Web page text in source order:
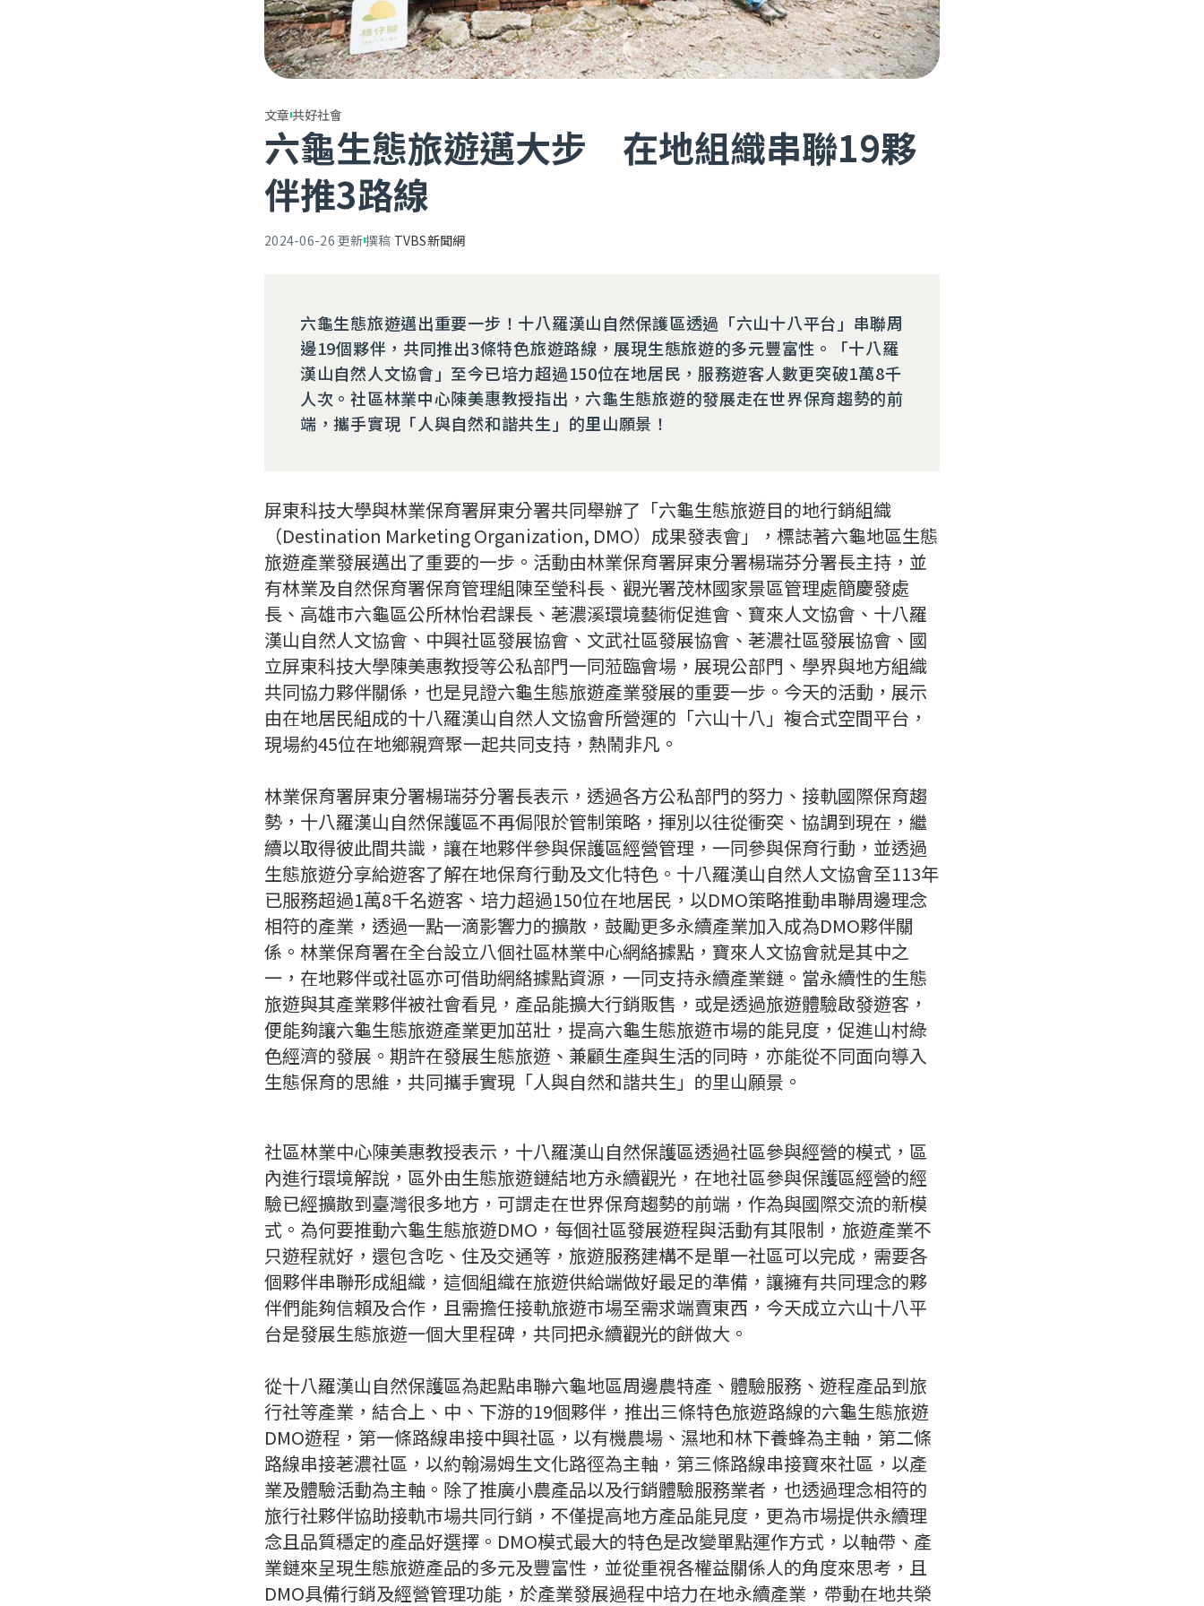
文章共好社會
六龜生態旅遊邁大步 在地組織串聯19夥
伴推3路線
2024-06-26 更新撰稿 TVBS新聞網
六龜生態旅遊邁出重要一步！十八羅漢山自然保護區透過「六山十八平台」串聯周
邊19個夥伴，共同推出3條特色旅遊路線，展現生態旅遊的多元豐富性。「十八羅
漢山自然人文協會」至今已培力超過150位在地居民，服務遊客人數更突破1萬8千
人次。社區林業中心陳美惠教授指出，六龜生態旅遊的發展走在世界保育趨勢的前
端，攜手實現「人與自然和諧共生」的里山願景！
屏東科技大學與林業保育署屏東分署共同舉辦了「六龜生態旅遊目的地行銷組織
（Destination Marketing Organization, DMO）成果發表會」，標誌著六龜地區生態
旅遊產業發展邁出了重要的一步。活動由林業保育署屏東分署楊瑞芬分署長主持，並
有林業及自然保育署保育管理組陳至瑩科長、觀光署茂林國家景區管理處簡慶發處
長、高雄市六龜區公所林怡君課長、荖濃溪環境藝術促進會、寶來人文協會、十八羅
漢山自然人文協會、中興社區發展協會、文武社區發展協會、荖濃社區發展協會、國
立屏東科技大學陳美惠教授等公私部門一同蒞臨會場，展現公部門、學界與地方組織
共同協力夥伴關係，也是見證六龜生態旅遊產業發展的重要一步。今天的活動，展示
由在地居民組成的十八羅漢山自然人文協會所營運的「六山十八」複合式空間平台，
現場約45位在地鄉親齊聚一起共同支持，熱鬧非凡。
林業保育署屏東分署楊瑞芬分署長表示，透過各方公私部門的努力、接軌國際保育趨
勢，十八羅漢山自然保護區不再侷限於管制策略，揮別以往從衝突、協調到現在，繼
續以取得彼此間共識，讓在地夥伴參與保護區經營管理，一同參與保育行動，並透過
生態旅遊分享給遊客了解在地保育行動及文化特色。十八羅漢山自然人文協會至113年
已服務超過1萬8千名遊客、培力超過150位在地居民，以DMO策略推動串聯周邊理念
相符的產業，透過一點一滴影響力的擴散，鼓勵更多永續產業加入成為DMO夥伴關
係。林業保育署在全台設立八個社區林業中心網絡據點，寶來人文協會就是其中之
一，在地夥伴或社區亦可借助網絡據點資源，一同支持永續產業鏈。當永續性的生態
旅遊與其產業夥伴被社會看見，產品能擴大行銷販售，或是透過旅遊體驗啟發遊客，
便能夠讓六龜生態旅遊產業更加茁壯，提高六龜生態旅遊市場的能見度，促進山村綠
色經濟的發展。期許在發展生態旅遊、兼顧生產與生活的同時，亦能從不同面向導入
生態保育的思維，共同攜手實現「人與自然和諧共生」的里山願景。
社區林業中心陳美惠教授表示，十八羅漢山自然保護區透過社區參與經營的模式，區
內進行環境解說，區外由生態旅遊鏈結地方永續觀光，在地社區參與保護區經營的經
驗已經擴散到臺灣很多地方，可謂走在世界保育趨勢的前端，作為與國際交流的新模
式。為何要推動六龜生態旅遊DMO，每個社區發展遊程與活動有其限制，旅遊產業不
只遊程就好，還包含吃、住及交通等，旅遊服務建構不是單一社區可以完成，需要各
個夥伴串聯形成組織，這個組織在旅遊供給端做好最足的準備，讓擁有共同理念的夥
伴們能夠信賴及合作，且需擔任接軌旅遊市場至需求端賣東西，今天成立六山十八平
台是發展生態旅遊一個大里程碑，共同把永續觀光的餅做大。
從十八羅漢山自然保護區為起點串聯六龜地區周邊農特產、體驗服務、遊程產品到旅
行社等產業，結合上、中、下游的19個夥伴，推出三條特色旅遊路線的六龜生態旅遊
DMO遊程，第一條路線串接中興社區，以有機農場、濕地和林下養蜂為主軸，第二條
路線串接荖濃社區，以約翰湯姆生文化路徑為主軸，第三條路線串接寶來社區，以產
業及體驗活動為主軸。除了推廣小農產品以及行銷體驗服務業者，也透過理念相符的
旅行社夥伴協助接軌市場共同行銷，不僅提高地方產品能見度，更為市場提供永續理
念且品質穩定的產品好選擇。DMO模式最大的特色是改變單點運作方式，以軸帶、產
業鏈來呈現生態旅遊產品的多元及豐富性，並從重視各權益關係人的角度來思考，且
DMO具備行銷及經營管理功能，於產業發展過程中培力在地永續產業，帶動在地共榮